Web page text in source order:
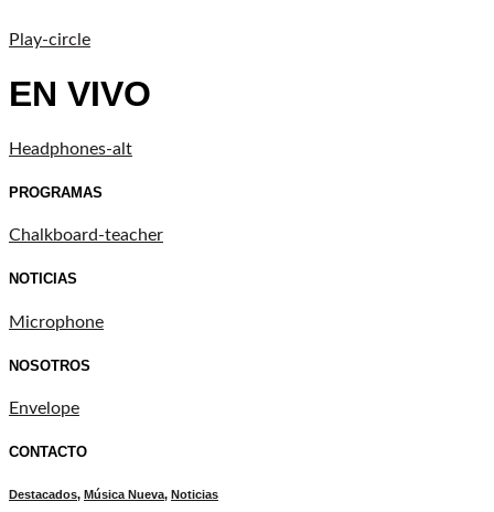
Play-circle
EN VIVO
Headphones-alt
PROGRAMAS
Chalkboard-teacher
NOTICIAS
Microphone
NOSOTROS
Envelope
CONTACTO
Destacados, Música Nueva, Noticias